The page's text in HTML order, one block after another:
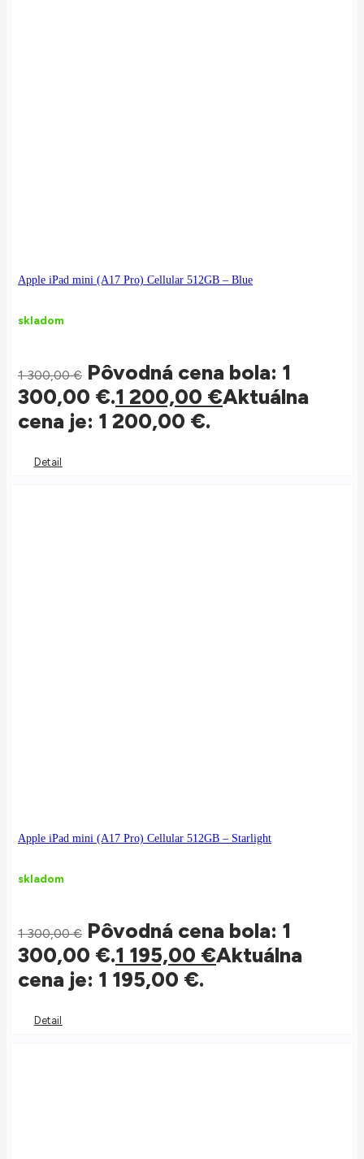
Apple iPad mini (A17 Pro) Cellular 512GB – Blue
skladom
1 300,00€ Pôvodná cena bola: 1
300,00 €.1 200,00 €Aktuálna
cena je: 1 200,00 €.
Detail
Apple iPad mini (A17 Pro) Cellular 512GB – Starlight
skladom
1 300,00€ Pôvodná cena bola: 1
300,00 €.1 195,00 €Aktuálna
cena je: 1 195,00 €.
Detail